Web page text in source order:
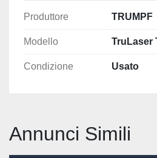
Produttore TRUMPF
Modello TruLaser
Condizione Usato
Annunci Simili